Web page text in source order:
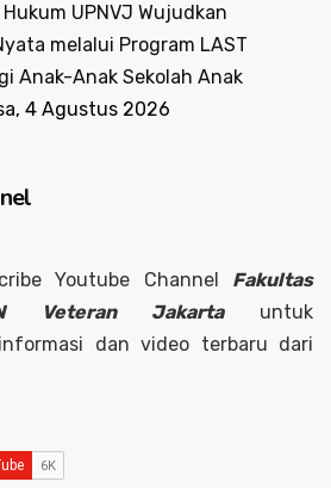
UPNVJ Wujudkan
melalui Program LAST
Anak-Anak Sekolah Anak
4 Agustus 2026
Youtube Channel Fakultas
Veteran Jakartauntuk
dan video terbaru dari